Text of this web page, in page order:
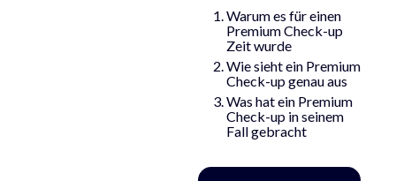
Warum es für einen
Premium Check-up
Zeit wurde
Wie sieht ein Premium
Check-up genau aus
Was hat ein Premium
Check-up in seinem
Fall gebracht